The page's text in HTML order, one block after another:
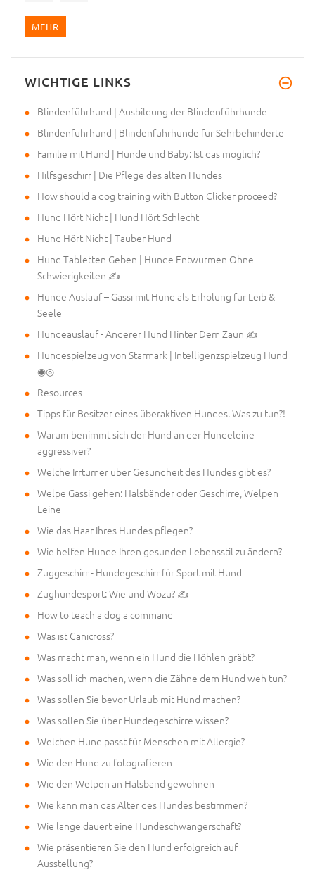
Ich wollte mich einfach bedank
MEHR
WICHTIGE LINKS
Blindenführhund | Ausbildung der Blindenführhunde
Blindenführhund | Blindenführhunde für Sehrbehinderte
Familie mit Hund | Hunde und Baby: Ist das möglich?
Hilfsgeschirr | Die Pflege des alten Hundes
How should a dog training with Button Clicker proceed?
Hund Hört Nicht | Hund Hört Schlecht
Hund Hört Nicht | Tauber Hund
Hund Tabletten Geben | Hunde Entwurmen Ohne
Schwierigkeiten ✍
Hunde Auslauf – Gassi mit Hund als Erholung für Leib &
Seele
Hundeauslauf - Anderer Hund Hinter Dem Zaun ✍
Hundespielzeug von Starmark | Intelligenzspielzeug Hund
◉◎
Resources
Tipps für Besitzer eines überaktiven Hundes. Was zu tun?!
Warum benimmt sich der Hund an der Hundeleine
aggressiver?
Welche Irrtümer über Gesundheit des Hundes gibt es?
Welpe Gassi gehen: Halsbänder oder Geschirre, Welpen
Leine
Wie das Haar Ihres Hundes pflegen?
Wie helfen Hunde Ihren gesunden Lebensstil zu ändern?
Zuggeschirr - Hundegeschirr für Sport mit Hund
Zughundesport: Wie und Wozu? ✍
How to teach a dog a command
Was ist Canicross?
Was macht man, wenn ein Hund die Höhlen gräbt?
Was soll ich machen, wenn die Zähne dem Hund weh tun?
Was sollen Sie bevor Urlaub mit Hund machen?
Was sollen Sie über Hundegeschirre wissen?
Welchen Hund passt für Menschen mit Allergie?
Wie den Hund zu fotografieren
Wie den Welpen an Halsband gewöhnen
Wie kann man das Alter des Hundes bestimmen?
Wie lange dauert eine Hundeschwangerschaft?
Wie präsentieren Sie den Hund erfolgreich auf
Ausstellung?